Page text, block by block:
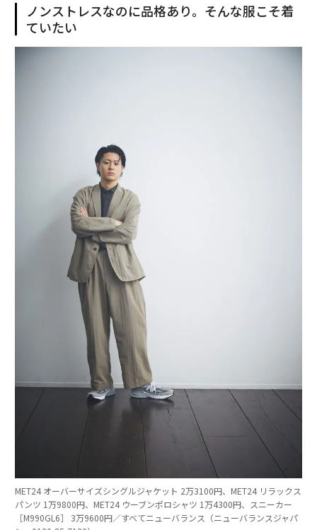
ノンストレスなのに品格あり。そんな服こそ着
ていたい
MET24 オーバーサイズシングルジャケット 2万3100円、MET24 リラックス
パンツ 1万9800円、MET24 ウーブンポロシャツ 1万4300円、スニーカー
［M990GL6］ 3万9600円／すべてニューバランス（ニューバランスジャパ